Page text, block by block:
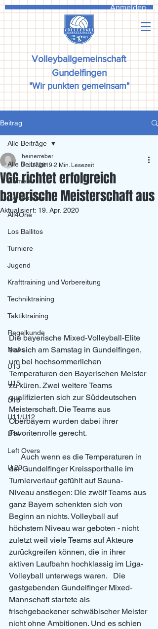
Anmelden
Volleyballgemeinschaft
Gundelfingen
"Wir punkten gemeinsam"
Beitrag
Alle Beiträge
Damen
Ranzadriala
All4One
Los Ballitos
Turniere
Jugend
Krafttraining und Vorbereitung
Techniktraining
Taktiktraining
Regelkunde
News
U13
U15
U18
U11/U12
U14
Left Overs
U 20
Alle Beiträge
VGG richtet erfolgreich
bayerische Meisterschaft aus
heinerreber
7. Juli 2019 2 Min. Lesezeit
Aktualisiert: 19. Apr. 2020
Die bayerische Mixed-Volleyball-Elite
traf sich am Samstag in Gundelfingen,
um bei hochsommerlichen
Temperaturen den Bayerischen Meister
zu küren. Zwei weitere Teams
qualifizierten sich zur Süddeutschen
Meisterschaft. Die Teams aus
Oberbayern wurden dabei ihrer
Favoritenrolle gerecht.
der Gundelfinger Kreissporthalle im
Turnierverlauf gefühlt auf Sauna-
Niveau anstiegen: Die zwölf Teams aus
ganz Bayern schenkten sich von
Beginn an nichts. Volleyball auf
höchstem Niveau war geboten - nicht
zuletzt weil viele Teams auf Akteure
zurückgreifen können, die in ihrer
aktiven Laufbahn hochklassig im Liga-
Volleyball unterwegs waren.   Die
gastgebenden Gundelfinger Mixed-
Mannschaft startete als
frischgebackener schwäbischer Meister
nicht ohne Ambitionen. Und es schien